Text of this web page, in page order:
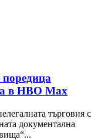
в HBO Max
търговия с
документална